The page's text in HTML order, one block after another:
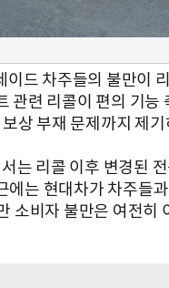
이드 차주들의 불만이
관련 리콜이 편의 기능
상 부재 문제까지 제
는 리콜 이후 변경된
에는 현대차가 차주들
소비자 불만은 여전히